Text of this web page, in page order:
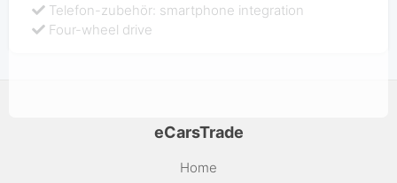
Telefon-zubehör: smartphone integration
Four-wheel drive
eCarsTrade
Home